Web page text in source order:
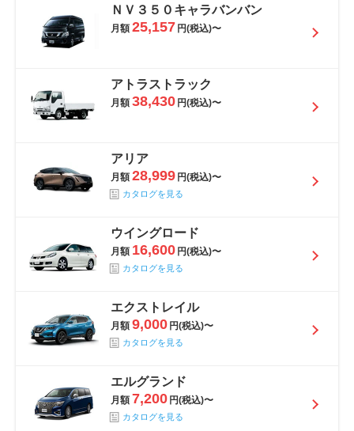
ＮＶ３５０キャラバンバン
月額 25,157 円(税込)〜
アトラストラック
月額 38,430 円(税込)〜
アリア
月額 28,999 円(税込)〜
カタログを見る
ウイングロード
月額 16,600 円(税込)〜
カタログを見る
エクストレイル
月額 9,000 円(税込)〜
カタログを見る
エルグランド
月額 7,200 円(税込)〜
カタログを見る